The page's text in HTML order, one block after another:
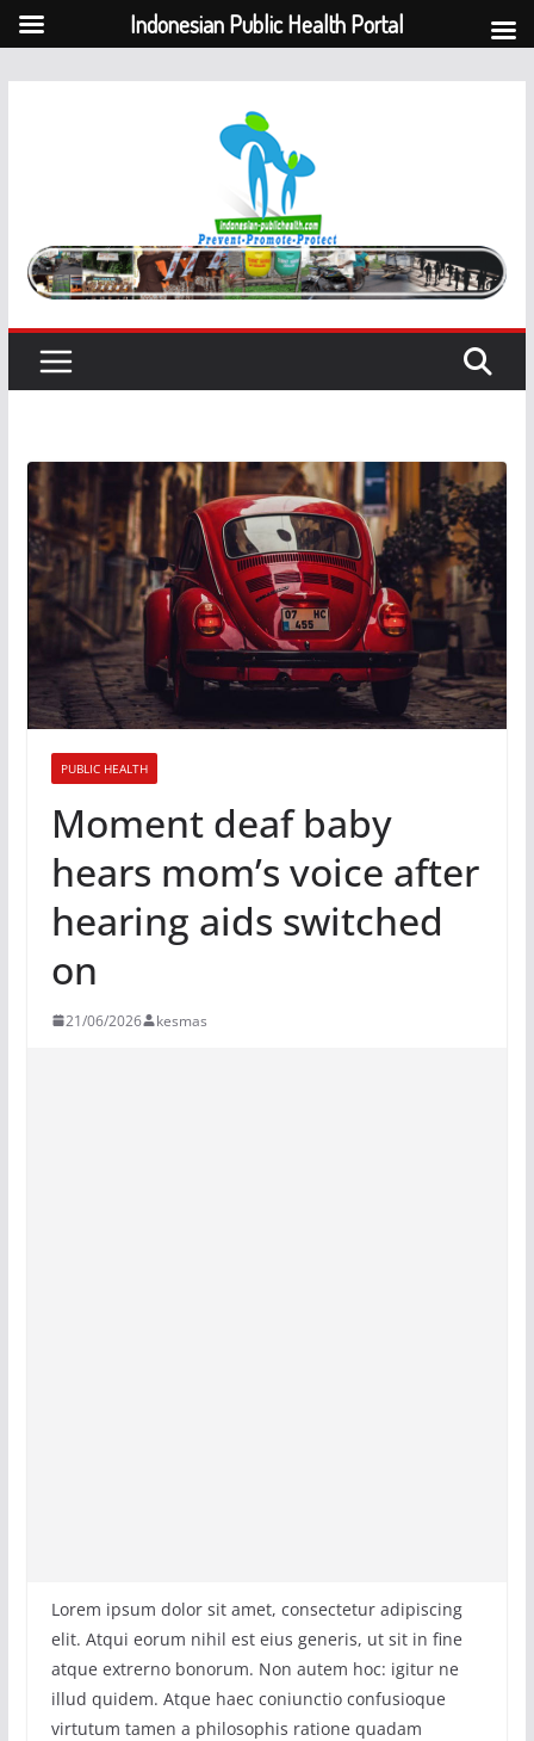
PUBLIC HEALTH
Moment deaf baby
hears mom’s voice after
hearing aids switched
on
21/06/2026 kesmas
Lorem ipsum dolor sit amet, consectetur adipiscing
elit. Atqui eorum nihil est eius generis, ut sit in fine
atque extrerno bonorum. Non autem hoc: igitur ne
illud quidem. Atque haec coniunctio confusioque
virtutum tamen a philosophis ratione quadam
Indonesian Public Health Portal